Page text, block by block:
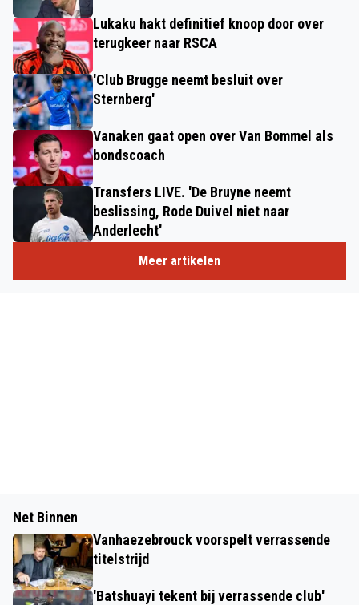
Lukaku hakt definitief knoop door over
terugkeer naar RSCA
'Club Brugge neemt besluit over
Sternberg'
Vanaken gaat open over Van Bommel als
bondscoach
Transfers LIVE. 'De Bruyne neemt
beslissing, Rode Duivel niet naar
Anderlecht'
Meer artikelen
Net Binnen
Vanhaezebrouck voorspelt verrassende
titelstrijd
'Batshuayi tekent bij verrassende club'